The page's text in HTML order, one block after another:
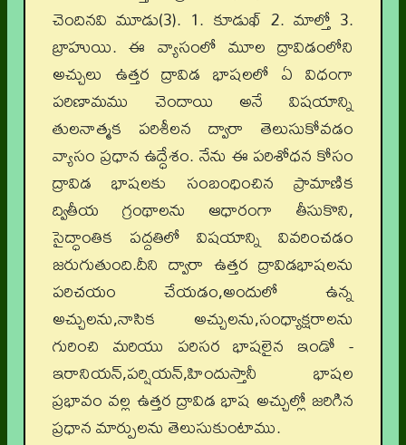
చెందినవి మూడు(3). 1. కూడుఖ్ 2. మాల్తో 3.
బ్రాహుయి. ఈ వ్యాసంలో మూల ద్రావిడంలోని
అచ్చులు ఉత్తర ద్రావిడ భాషలలో ఏ విధంగా
పరిణామము చెందాయి అనే విషయాన్ని
తులనాత్మక పరిశీలన ద్వారా తెలుసుకోవడం
వ్యాసం ప్రధాన ఉద్ధేశం. నేను ఈ పరిశోధన కోసం
ద్రావిడ భాషలకు సంబంధించిన ప్రామాణిక
ద్వితీయ గ్రంథాలను ఆధారంగా తీసుకొని,
సైద్ధాంతిక పద్దతిలో విషయాన్ని వివరించడం
జరుగుతుంది.దీని ద్వారా ఉత్తర ద్రావిడభాషలను
పరిచయం చేయడం,అందులో ఉన్న
అచ్చులను,నాసిక అచ్చులను,సంధ్యాక్షరాలను
గురించి మరియు పరిసర భాషలైన ఇండో -
ఇరానియన్,పర్షియన్,హిందుస్తానీ భాషల
ప్రభావం వల్ల ఉత్తర ద్రావిడ భాష అచ్చుల్లో జరిగిన
ప్రధాన మార్పులను తెలుసుకుంటాము.